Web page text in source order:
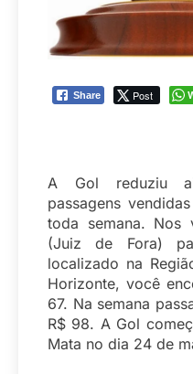
Share Post
A Gol reduziu
passagens
toda semana. Nos
(Juiz de Fora)
localizado na
Horizonte, você
67. Na semana
R$ 98. A Gol
Mata no dia 24 de